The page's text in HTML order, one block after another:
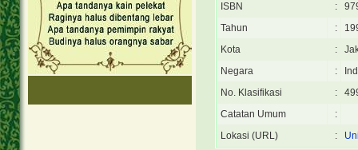
ISBN
:
Tahun
:
Kota
:
Negara
:
No. Klasifikasi
:
Catatan Umum
:
Lokasi (URL)
: